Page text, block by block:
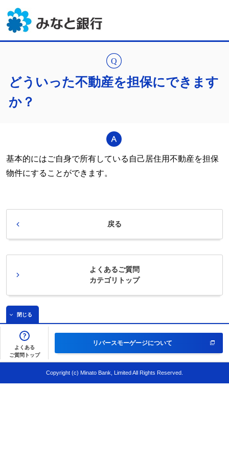
どういった不動産を担保にできます
か？
基本的にはご自身で所有している自己居住用不動産を担保
物件にすることができます。
戻る
よくあるご質問
カテゴリトップ
閉じる
よくある
ご質問トップ
リバースモーゲージについて
Copyright (c) Minato Bank, Limited All Rights Reserved.